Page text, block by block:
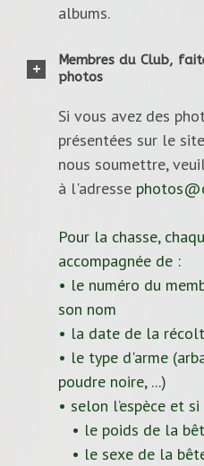
albums.
Membres du Club,
photos
Si vous avez des
présentées sur le
nous soumettre,
à l'adresse
Pour la chasse,
accompagnée de :
• le numéro du
son nom
• la date de la
• le type d'arme
poudre noire, ...)
• selon l’espèce et
• le poids de la
• le sexe de la